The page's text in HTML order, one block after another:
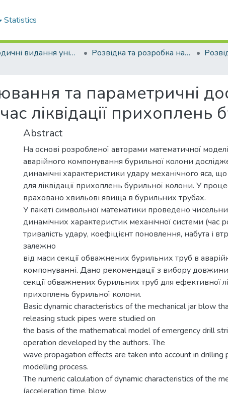
Statistics
Періодичні видання університету Розвідка та розробка нафтових і газових родовищ
та параметричні
ліквідації прихоплень
Abstract
На основі розробленої авторами математичної
аварійного компонування бурильної колони
динамічні характеристики удару механічного яса, що
для ліквідації прихоплень бурильної колони. У
враховано хвильові явища в бурильних трубах.
У пакеті символьної математики проведено
динамічних характеристик механічної системи (час
тривалість удару, коефіцієнт поновлення, набута і
залежно
від маси секції обважнених бурильних труб в
компонуванні. Дано рекомендації з вибору довжини
секції обважнених бурильних труб для ефективної
прихоплень бурильної колони.
Basic dynamic characteristics of the mechanical jar blow
releasing stuck pipes were studied on
the basis of the mathematical model of emergency drill
operation developed by the authors. The
wave propagation effects are taken into account in drilling
modelling process.
The numeric calculation of dynamic characteristics of the